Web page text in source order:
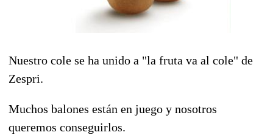
Nuestro cole se ha unido a "la fruta va al cole" de
Zespri.
Muchos balones están en juego y nosotros
queremos conseguirlos.